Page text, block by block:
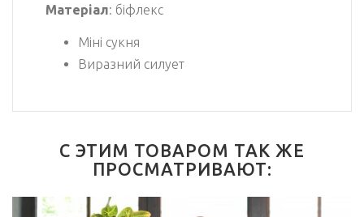
Матеріал: біфлекс
Міні сукня
Виразний силует
С ЭТИМ ТОВАРОМ ТАК ЖЕ
ПРОСМАТРИВАЮТ: